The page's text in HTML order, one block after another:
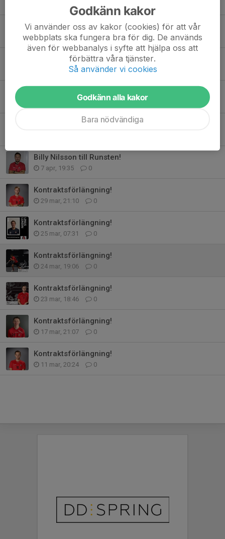
19 apr, 12:46 0
Kontraktsförlängning!
15 apr, 19:42 0
Kontraktsförlängning!
13 apr, 22:01 0
10 apr, 12:52 0
Kontraktsförlängning!
Billy Nilsson till Runsten!
7 apr, 19:35 0
Kontraktsförlängning!
29 mar, 21:10 0
Kontraktsförlängning!
25 mar, 07:31 0
Kontraktsförlängning!
24 mar, 19:06 0
Kontraktsförlängning!
23 mar, 18:46 0
Kontraktsförlängning!
17 mar, 21:07 0
Kontraktsförlängning!
11 mar, 20:24 0
Godkänn kakor
Vi använder oss av kakor (cookies) för att vår
webbplats ska fungera bra för dig. De används
även för webbanalys i syfte att hjälpa oss att
förbättra våra tjänster.
Så använder vi cookies
Godkänn alla kakor
Bara nödvändiga